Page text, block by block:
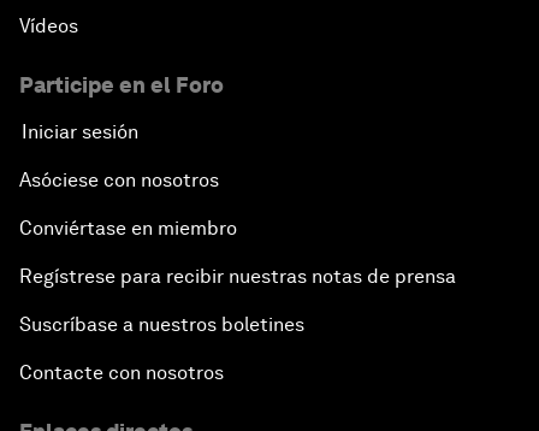
Vídeos
Participe en el Foro
Iniciar sesión
Asóciese con nosotros
Conviértase en miembro
Regístrese para recibir nuestras notas de prensa
Suscríbase a nuestros boletines
Contacte con nosotros